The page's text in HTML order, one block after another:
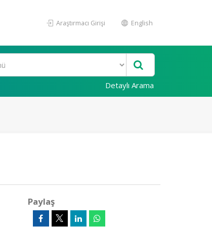
Araştırmacı Girişi English
Detaylı Arama
Paylaş